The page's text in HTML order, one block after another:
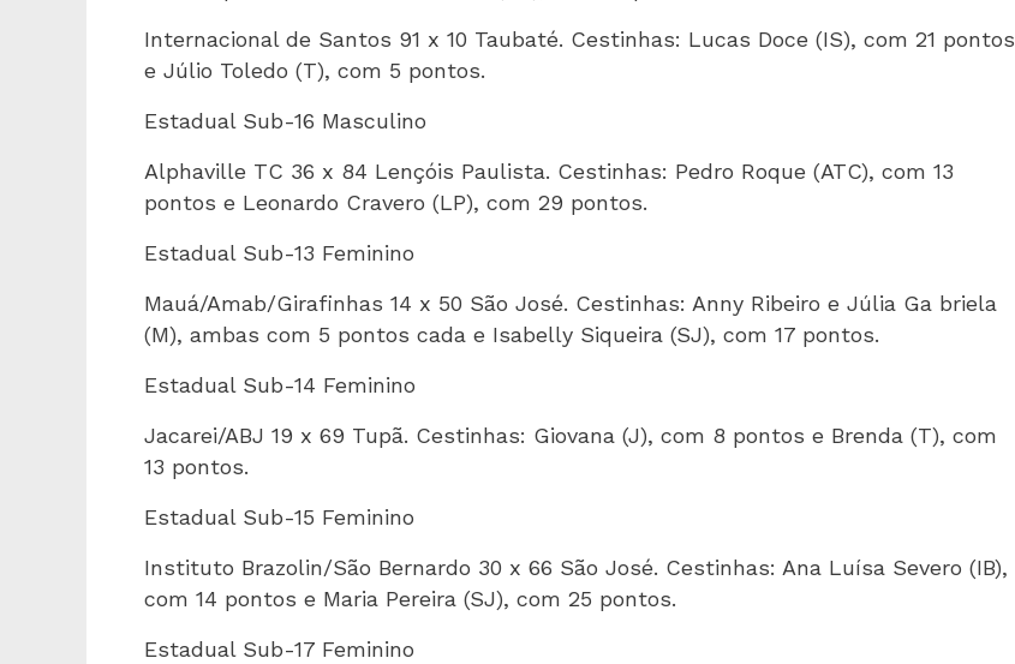
Internacional de Santos 91 x 10 Taubaté. Cestinhas: Lucas Doce (IS), com 21 pontos
e Júlio Toledo (T), com 5 pontos.
Estadual Sub-16 Masculino
Alphaville TC 36 x 84 Lençóis Paulista. Cestinhas: Pedro Roque (ATC), com 13
pontos e Leonardo Cravero (LP), com 29 pontos.
Estadual Sub-13 Feminino
Mauá/Amab/Girafinhas 14 x 50 São José. Cestinhas: Anny Ribeiro e Júlia Ga briela
(M), ambas com 5 pontos cada e Isabelly Siqueira (SJ), com 17 pontos.
Estadual Sub-14 Feminino
Jacarei/ABJ 19 x 69 Tupã. Cestinhas: Giovana (J), com 8 pontos e Brenda (T), com
13 pontos.
Estadual Sub-15 Feminino
Instituto Brazolin/São Bernardo 30 x 66 São José. Cestinhas: Ana Luísa Severo (IB),
com 14 pontos e Maria Pereira (SJ), com 25 pontos.
Estadual Sub-17 Feminino